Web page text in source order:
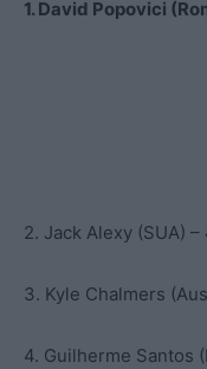
1. David Popovici
2. Jack Alexy (SUA) –
3. Kyle Chalmers
4. Guilherme Santos